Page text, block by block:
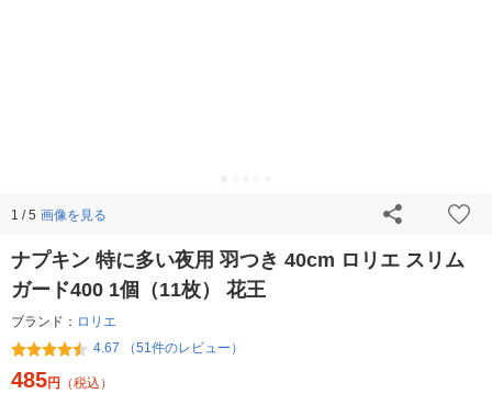
1 / 5 画像を見る
ナプキン 特に多い夜用 羽つき 40cm ロリエ スリム
ガード400 1個（11枚） 花王
ブランド： ロリエ
4.67 （51件のレビュー）
485円 （税込）